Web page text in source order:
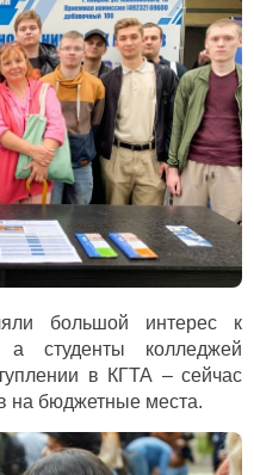
большой интерес к
а студенты колледжей
в КГТА – сейчас
на бюджетные места.